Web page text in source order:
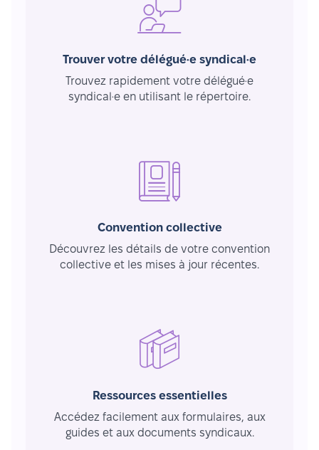
Trouver votre délégué·e syndical·e
Trouvez rapidement votre délégué·e
syndical·e en utilisant le répertoire.
Convention collective
Découvrez les détails de votre convention
collective et les mises à jour récentes.
Ressources essentielles
Accédez facilement aux formulaires, aux
guides et aux documents syndicaux.